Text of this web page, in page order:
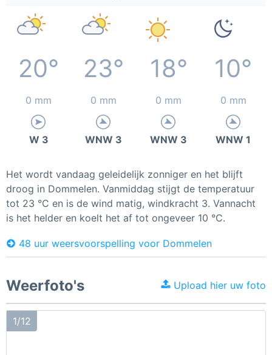
20° 23° 18° 10°
0 mm 0 mm 0 mm 0 mm
W 3 WNW 3 WNW 3 WNW 1
Het wordt vandaag geleidelijk zonniger en het blijft
droog in Dommelen. Vanmiddag stijgt de temperatuur
tot 23 °C en is de wind matig, windkracht 3. Vannacht
is het helder en koelt het af tot ongeveer 10 °C.
48 uur weersvoorspelling voor Dommelen
Weerfoto's Upload hier uw foto
1/12